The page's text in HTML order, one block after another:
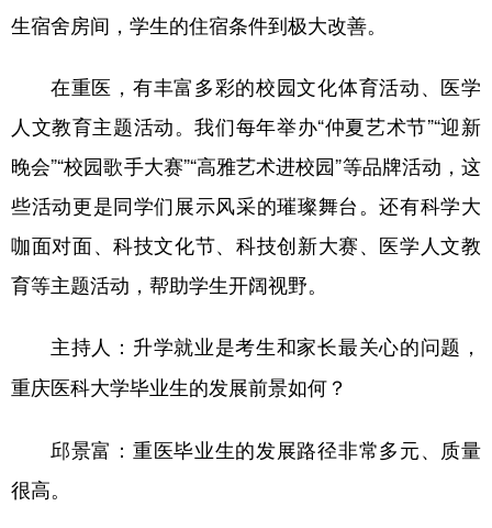
生宿舍房间，学生的住宿条件到极大改善。
在重医，有丰富多彩的校园文化体育活动、医学
人文教育主题活动。我们每年举办“仲夏艺术节”“迎新
晚会”“校园歌手大赛”“高雅艺术进校园”等品牌活动，这
些活动更是同学们展示风采的璀璨舞台。还有科学大
咖面对面、科技文化节、科技创新大赛、医学人文教
育等主题活动，帮助学生开阔视野。
主持人：升学就业是考生和家长最关心的问题，
重庆医科大学毕业生的发展前景如何？
邱景富：重医毕业生的发展路径非常多元、质量
很高。